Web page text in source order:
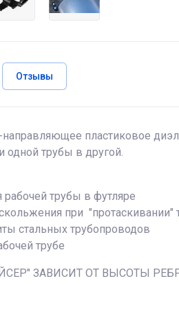
Отзывы
пластиковое
одной трубы в другой.
трубы в футляре
при "протаскивании"
стальных трубопроводов
трубе
ЗАВИСИТ ОТ ВЫСОТЫ